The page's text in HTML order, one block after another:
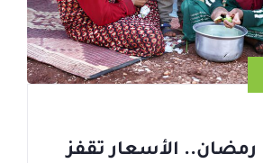
رمضان.. الأسعار تقفز